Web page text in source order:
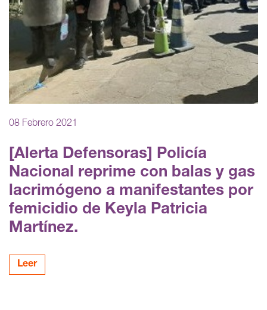
08 Febrero 2021
[Alerta Defensoras] Policía
Nacional reprime con balas y gas
lacrimógeno a manifestantes por
femicidio de Keyla Patricia
Martínez.
Leer